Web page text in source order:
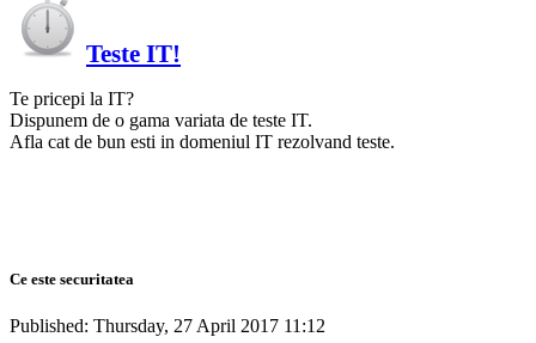
Teste IT!
Te pricepi la IT?
Dispunem de o gama variata de teste IT.
Afla cat de bun esti in domeniul IT rezolvand teste.
Ce este securitatea
Published: Thursday, 27 April 2017 11:12